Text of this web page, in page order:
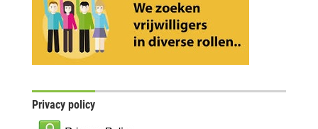
Privacy policy